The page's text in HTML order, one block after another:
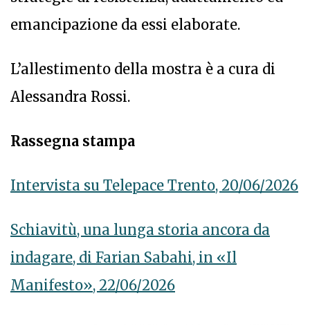
emancipazione da essi elaborate.
L’allestimento della mostra è a cura di
Alessandra Rossi.
Rassegna stampa
Intervista su Telepace Trento, 20/06/2026
Schiavitù, una lunga storia ancora da
indagare, di Farian Sabahi, in «Il
Manifesto», 22/06/2026